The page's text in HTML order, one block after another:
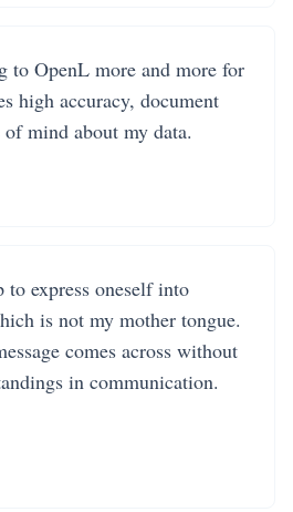
to OpenL more and more for
high accuracy, document
mind about my data.
express oneself into
is not my mother tongue.
comes across without
in communication.